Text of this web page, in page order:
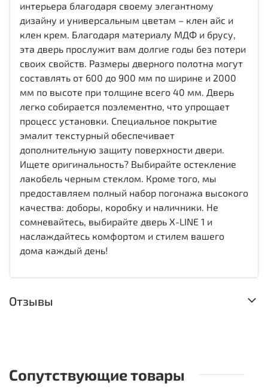
интерьера благодаря своему элегантному
дизайну и универсальным цветам – клен айс и
клен крем. Благодаря материалу МДФ и брусу,
эта дверь прослужит вам долгие годы без потери
своих свойств. Размеры дверного полотна могут
составлять от 600 до 900 мм по ширине и 2000
мм по высоте при толщине всего 40 мм. Дверь
легко собирается поэлементно, что упрощает
процесс установки. Специальное покрытие
эмалит текстурный обеспечивает
дополнительную защиту поверхности двери.
Ищете оригинальность? Выбирайте остекление
лакобель черным стеклом. Кроме того, мы
предоставляем полный набор погонажа высокого
качества: доборы, коробку и наличники. Не
сомневайтесь, выбирайте дверь X-LINE 1 и
наслаждайтесь комфортом и стилем вашего
дома каждый день!
Отзывы
Сопутствующие товары